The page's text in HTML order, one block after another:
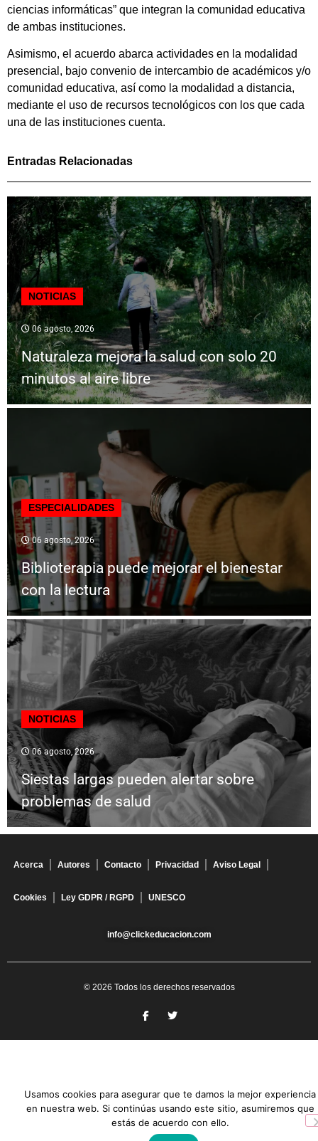
ciencias informáticas” que integran la comunidad educativa
de ambas instituciones.
Asimismo, el acuerdo abarca actividades en la modalidad
presencial, bajo convenio de intercambio de académicos y/o
comunidad educativa, así como la modalidad a distancia,
mediante el uso de recursos tecnológicos con los que cada
una de las instituciones cuenta.
Entradas Relacionadas
NOTICIAS
06 agosto, 2026
Naturaleza mejora la salud con solo 20
minutos al aire libre
ESPECIALIDADES
06 agosto, 2026
Biblioterapia puede mejorar el bienestar
con la lectura
NOTICIAS
06 agosto, 2026
Siestas largas pueden alertar sobre
problemas de salud
Acerca Autores Contacto Privacidad Aviso Legal
Cookies Ley GDPR / RGPD UNESCO
info@clickeducacion.com
© 2026 Todos los derechos reservados
Usamos cookies para asegurar que te damos la mejor experiencia
en nuestra web. Si continúas usando este sitio, asumiremos que
estás de acuerdo con ello.